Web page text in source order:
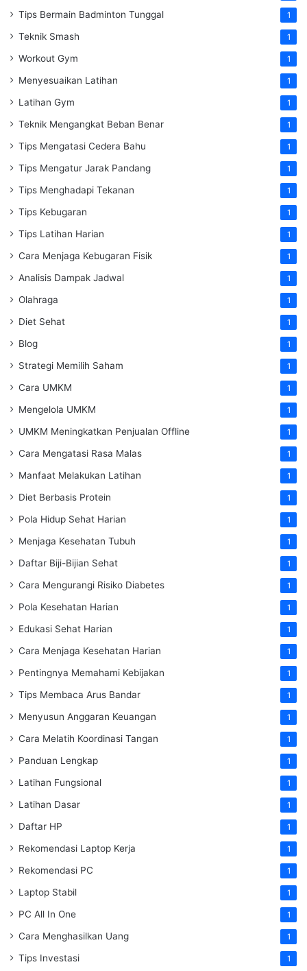
Tips Bermain Badminton Tunggal 1
Teknik Smash 1
Workout Gym 1
Menyesuaikan Latihan 1
Latihan Gym 1
Teknik Mengangkat Beban Benar 1
Tips Mengatasi Cedera Bahu 1
Tips Mengatur Jarak Pandang 1
Tips Menghadapi Tekanan 1
Tips Kebugaran 1
Tips Latihan Harian 1
Cara Menjaga Kebugaran Fisik 1
Analisis Dampak Jadwal 1
Olahraga 1
Diet Sehat 1
Blog 1
Strategi Memilih Saham 1
Cara UMKM 1
Mengelola UMKM 1
UMKM Meningkatkan Penjualan Offline 1
Cara Mengatasi Rasa Malas 1
Manfaat Melakukan Latihan 1
Diet Berbasis Protein 1
Pola Hidup Sehat Harian 1
Menjaga Kesehatan Tubuh 1
Daftar Biji-Bijian Sehat 1
Cara Mengurangi Risiko Diabetes 1
Pola Kesehatan Harian 1
Edukasi Sehat Harian 1
Cara Menjaga Kesehatan Harian 1
Pentingnya Memahami Kebijakan 1
Tips Membaca Arus Bandar 1
Menyusun Anggaran Keuangan 1
Cara Melatih Koordinasi Tangan 1
Panduan Lengkap 1
Latihan Fungsional 1
Latihan Dasar 1
Daftar HP 1
Rekomendasi Laptop Kerja 1
Rekomendasi PC 1
Laptop Stabil 1
PC All In One 1
Cara Menghasilkan Uang 1
Tips Investasi 1